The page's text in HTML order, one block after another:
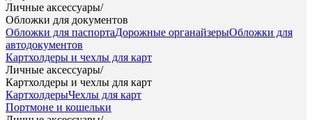
Личные аксессуары/
Обложки для документов
Обложки для паспортаДорожные органайзерыОбложки для
автодокументов
Картхолдеры и чехлы для карт
Личные аксессуары/
Картхолдеры и чехлы для карт
КартхолдерыЧехлы для карт
Портмоне и кошельки